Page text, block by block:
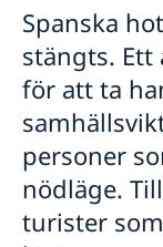
Lediga tjänster
Praktik
Så kan du få
Svenska företag
Anmäl
Nyheter
Prioriterat
evenemang
Spanska
stängts.
för att ta
personer
nödläge.
turister